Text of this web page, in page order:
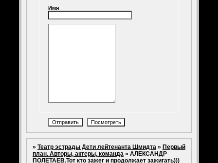
Имя
» Театр эстрады Дети лейтенанта Шмидта » Первый
план. Авторы, актеры, команда » АЛЕКСАНДР
ПОЛЕТАЕВ.Тот кто зажег и продолжает зажигать)))